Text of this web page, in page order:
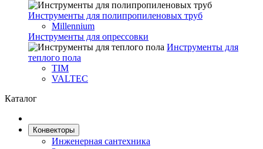
Инструменты для полипропиленовых труб
Millennium
Инструменты для опрессовки
Инструменты для
теплого пола
TIM
VALTEC
Каталог
Конвекторы
Инженерная сантехника